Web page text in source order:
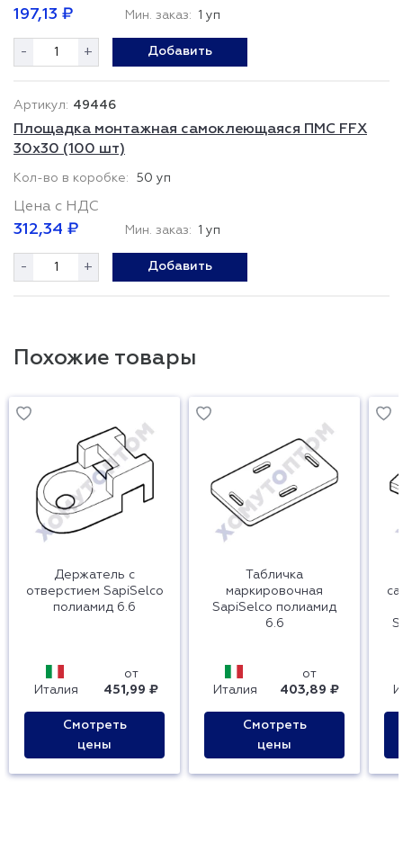
197,13 ₽ Мин. заказ: 1 уп
- + Добавить
49446
Площадка монтажная самоклеющаяся ПМС FFX
30x30 (100 шт)
50 уп
Цена с НДС
312,34 ₽ Мин. заказ: 1 уп
- + Добавить
Похожие товары
Держатель с
отверстием SapiSelco
полиамид 6.6
Италия
от
451,99 ₽
Смотреть
цены
Табличка
маркировочная
SapiSelco полиамид
6.6
Италия
от
403,89 ₽
Смотреть
цены